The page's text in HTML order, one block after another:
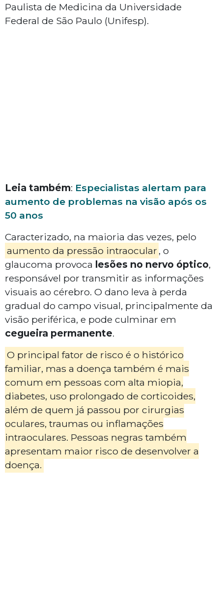
Paulista de Medicina da Universidade
Federal de São Paulo (Unifesp).
Leia também: Especialistas alertam para
aumento de problemas na visão após os
50 anos
Caracterizado, na maioria das vezes, pelo
aumento da pressão intraocular , o
glaucoma provoca lesões no nervo óptico,
responsável por transmitir as informações
visuais ao cérebro. O dano leva à perda
gradual do campo visual, principalmente da
visão periférica, e pode culminar em
cegueira permanente.
O principal fator de risco é o histórico
familiar, mas a doença também é mais
comum em pessoas com alta miopia,
diabetes, uso prolongado de corticoides,
além de quem já passou por cirurgias
oculares, traumas ou inflamações
intraoculares. Pessoas negras também
apresentam maior risco de desenvolver a
doença.